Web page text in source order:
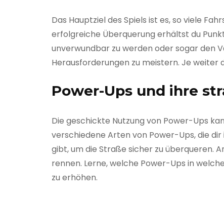
Das Hauptziel des Spiels ist es, so viele
erfolgreiche Überquerung erhältst du
unverwundbar zu werden oder sogar den
Herausforderungen zu meistern. Je
Power-Ups und ihre
Die geschickte Nutzung von Power-Ups
verschiedene Arten von Power-Ups, die
gibt, um die Straße sicher zu überqueren.
rennen. Lerne, welche Power-Ups in
zu erhöhen.